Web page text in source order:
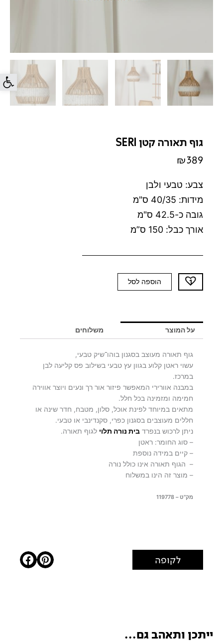
פתח
גוף תאורה קטן SERI
₪389
צבע: טבעי ולבן
מידות: 40/35 ס"מ
גובה כ-42.5 ס"מ
אורך כבל: 150 ס”מ
כמות
של
קטן
SERI
הוספה לסל
על המוצר משלוחים
גוף תאורה מעוצב בסגנון בוהו־שיק טבעי,
עשוי ראטן קלוע בגוון עץ טבעי בשילוב פס קליעה לבן
במרכז.
במבנה אוורירי המאפשר פיזור אור רך ונעים ויוצר אווירה
חמימה ומזמינה בכל חלל.
מתאים במיוחד לפינת אוכל, סלון, מטבח, חדר שינה או
חללים מעוצבים בסגנון כפרי, סקנדינבי או טבעי.
ניתן לרכוש בנפרד בית נורה תלוי לגוף תאורה.
– סוג החומר: ראטן
– קיים במידה נוספת
– הגוף תאורה אינו כולל נורה
– מוצר זה הינו במשלוח
מק"ט – 119778
לקופה
ייתכן ותאהב גם...